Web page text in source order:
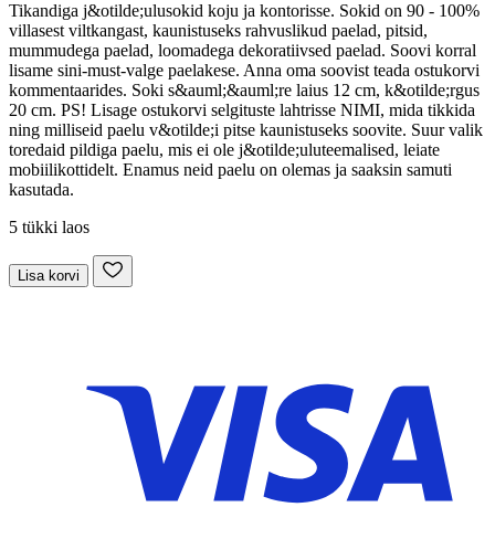
Tikandiga j&otilde;ulusokid koju ja kontorisse. Sokid on 90 - 100%
villasest viltkangast, kaunistuseks rahvuslikud paelad, pitsid,
mummudega paelad, loomadega dekoratiivsed paelad. Soovi korral
lisame sini-must-valge paelakese. Anna oma soovist teada ostukorvi
kommentaarides. Soki s&auml;&auml;re laius 12 cm, k&otilde;rgus
20 cm. PS! Lisage ostukorvi selgituste lahtrisse NIMI, mida tikkida
ning milliseid paelu v&otilde;i pitse kaunistuseks soovite. Suur valik
toredaid pildiga paelu, mis ei ole j&otilde;uluteemalised, leiate
mobiilikottidelt. Enamus neid paelu on olemas ja saaksin samuti
kasutada.
5 tükki laos
Lisa korvi